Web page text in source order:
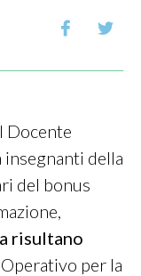
Docente
insegnanti della
del bonus
risultano
per la